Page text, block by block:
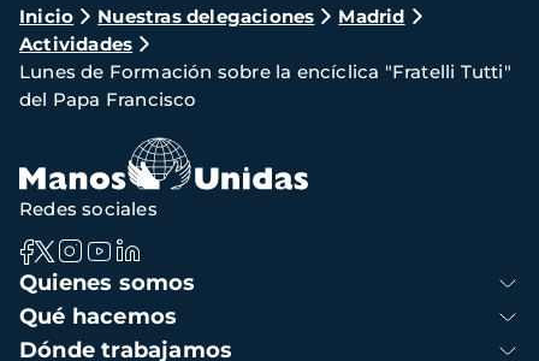
Ruta
de
navegación
Inicio Nuestras delegaciones
Madrid
Actividades
Lunes de Formación sobre la encíclica "Fratelli Tutti"
del Papa Francisco
Navegación
principal
Quienes somos
Qué hacemos
Dónde trabajamos
Redes sociales